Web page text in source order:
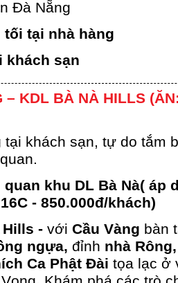
Đà Nẵng
tối tại nhà hàng
khách sạn
– KDL BÀ NÀ HILLS
tại khách sạn, tự do tắm
khu DL Bà Nà( áp
- 850.000đ/khách)
- với Cầu Vàng bàn
ngựa, đỉnh nhà
Ca Phật Đài tọa lạc ở